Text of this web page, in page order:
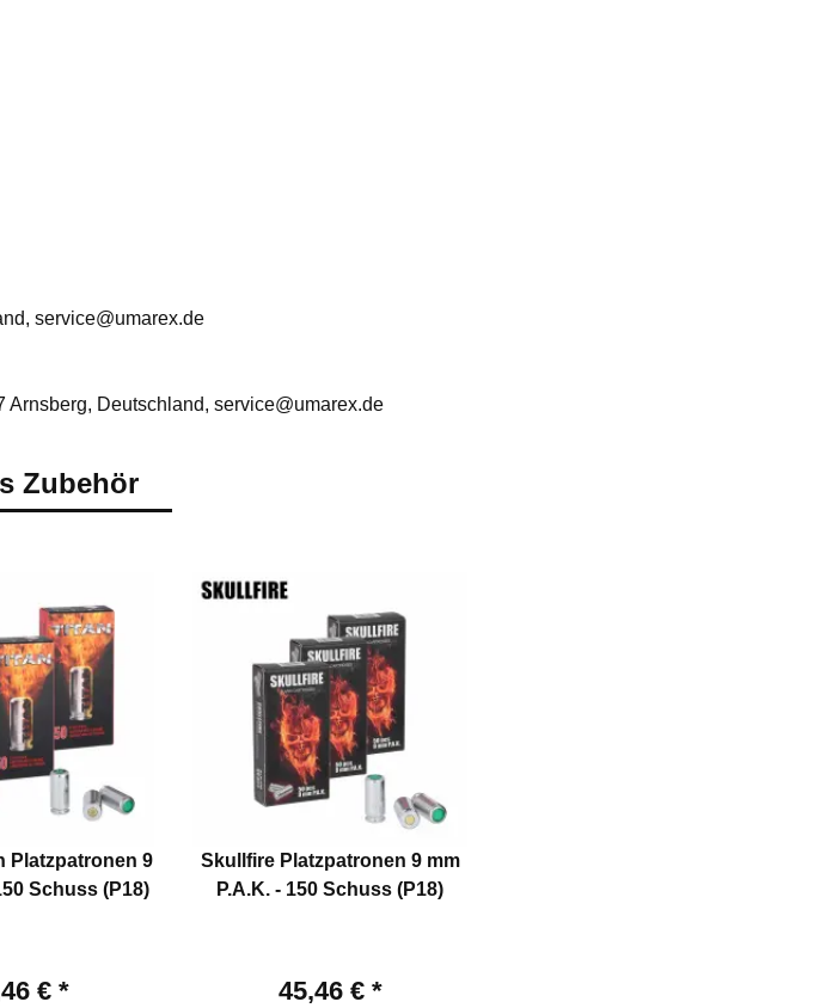
service@umarex.de
Arnsberg, Deutschland, service@umarex.de
Zubehör
Platzpatronen 9
Schuss (P18)
€ *
Skullfire Platzpatronen 9 mm
P.A.K. - 150 Schuss (P18)
45,46 € *